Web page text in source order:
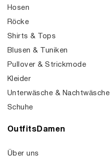
Hosen
Röcke
Shirts & Tops
Blusen & Tuniken
Pullover & Strickmode
Kleider
Unterwäsche & Nachtwäsche
Schuhe
OutfitsDamen
Über uns